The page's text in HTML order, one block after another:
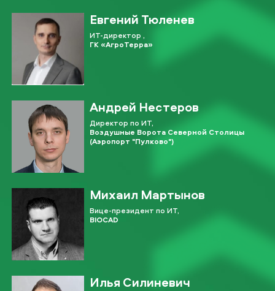
Евгений Тюленев
ИТ-директор ,
ГК «АгроТерра»
Андрей Нестеров
Директор по ИТ,
Воздушные Ворота Северной Столицы
(Аэропорт "Пулково")
Михаил Мартынов
Вице-президент по ИТ,
BIOCAD
Илья Силиневич